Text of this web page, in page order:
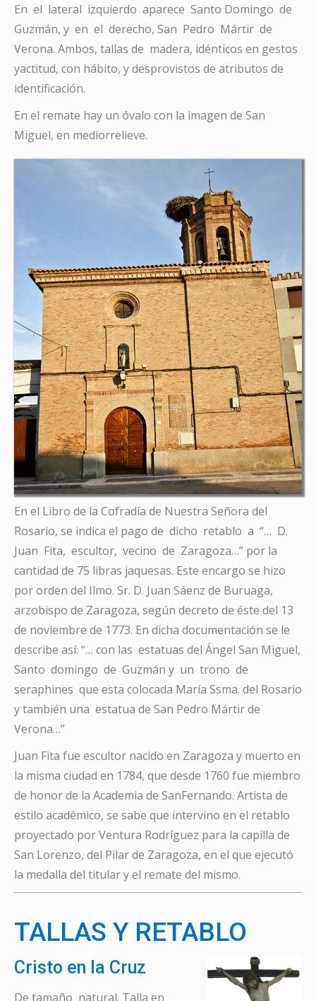
En el lateral izquierdo aparece Santo Domingo de
Guzmán, y en el derecho, San Pedro Mártir de
Verona. Ambos, tallas de madera, idénticos en gestos
yactitud, con hábito, y desprovistos de atributos de
identificación.
En el remate hay un óvalo con la imagen de San
Miguel, en mediorrelieve.
En el Libro de la Cofradía de Nuestra Señora del
Rosario, se indica el pago de dicho retablo a “… D.
Juan Fita, escultor, vecino de Zaragoza…” por la
cantidad de 75 libras jaquesas. Este encargo se hizo
por orden del Ilmo. Sr. D. Juan Sáenz de Buruaga,
arzobispo de Zaragoza, según decreto de éste del 13
de noviembre de 1773. En dicha documentación se le
describe así: “… con las estatuas del Ángel San Miguel,
Santo domingo de Guzmán y un trono de
seraphines que esta colocada María Ssma. del Rosario
y también una estatua de San Pedro Mártir de
Verona…”
Juan Fita fue escultor nacido en Zaragoza y muerto en
la misma ciudad en 1784, que desde 1760 fue miembro
de honor de la Academia de SanFernando. Artista de
estilo académico, se sabe que intervino en el retablo
proyectado por Ventura Rodríguez para la capilla de
San Lorenzo, del Pilar de Zaragoza, en el que ejecutó
la medalla del titular y el remate del mismo.
TALLAS Y RETABLO
Cristo en la Cruz
De tamaño natural. Talla en